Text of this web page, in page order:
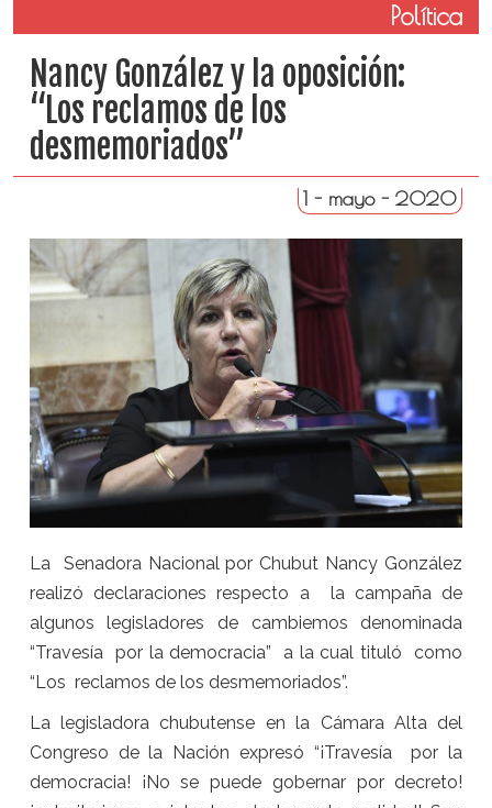
Política
Nancy González y la oposición:
“Los reclamos de los
desmemoriados”
1 - mayo - 2020
La Senadora Nacional por Chubut Nancy González
realizó declaraciones respecto a la campaña de
algunos legisladores de cambiemos denominada
“Travesía por la democracia” a la cual tituló como
“Los reclamos de los desmemoriados”.
La legisladora chubutense en la Cámara Alta del
Congreso de la Nación expresó “¡Travesía por la
democracia! ¡No se puede gobernar por decreto!